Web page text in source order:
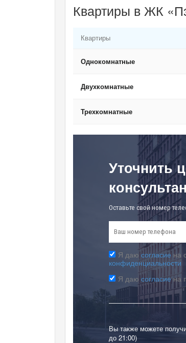
Квартиры в ЖК
Квартиры
Однокомнатные
Двухкомнатные
Трехкомнатные
Уточнить
Оставьте свой номер
Я даю согласиена
конфиденциальности
Я даюсогласиена
Вы также можете
до 21:00)